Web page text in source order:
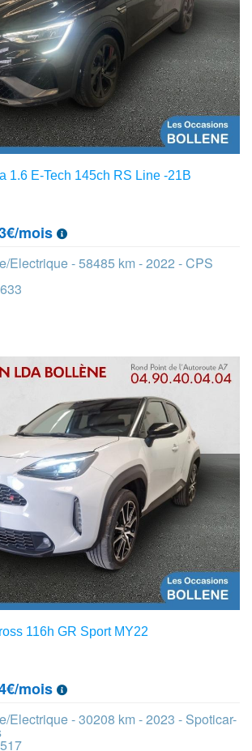
1.6 E-Tech 145ch RS Line -21B
mois
Electrique - 58485 km - 2022 - CPS
116h GR Sport MY22
mois
Electrique - 30208 km - 2023 - Spoticar-